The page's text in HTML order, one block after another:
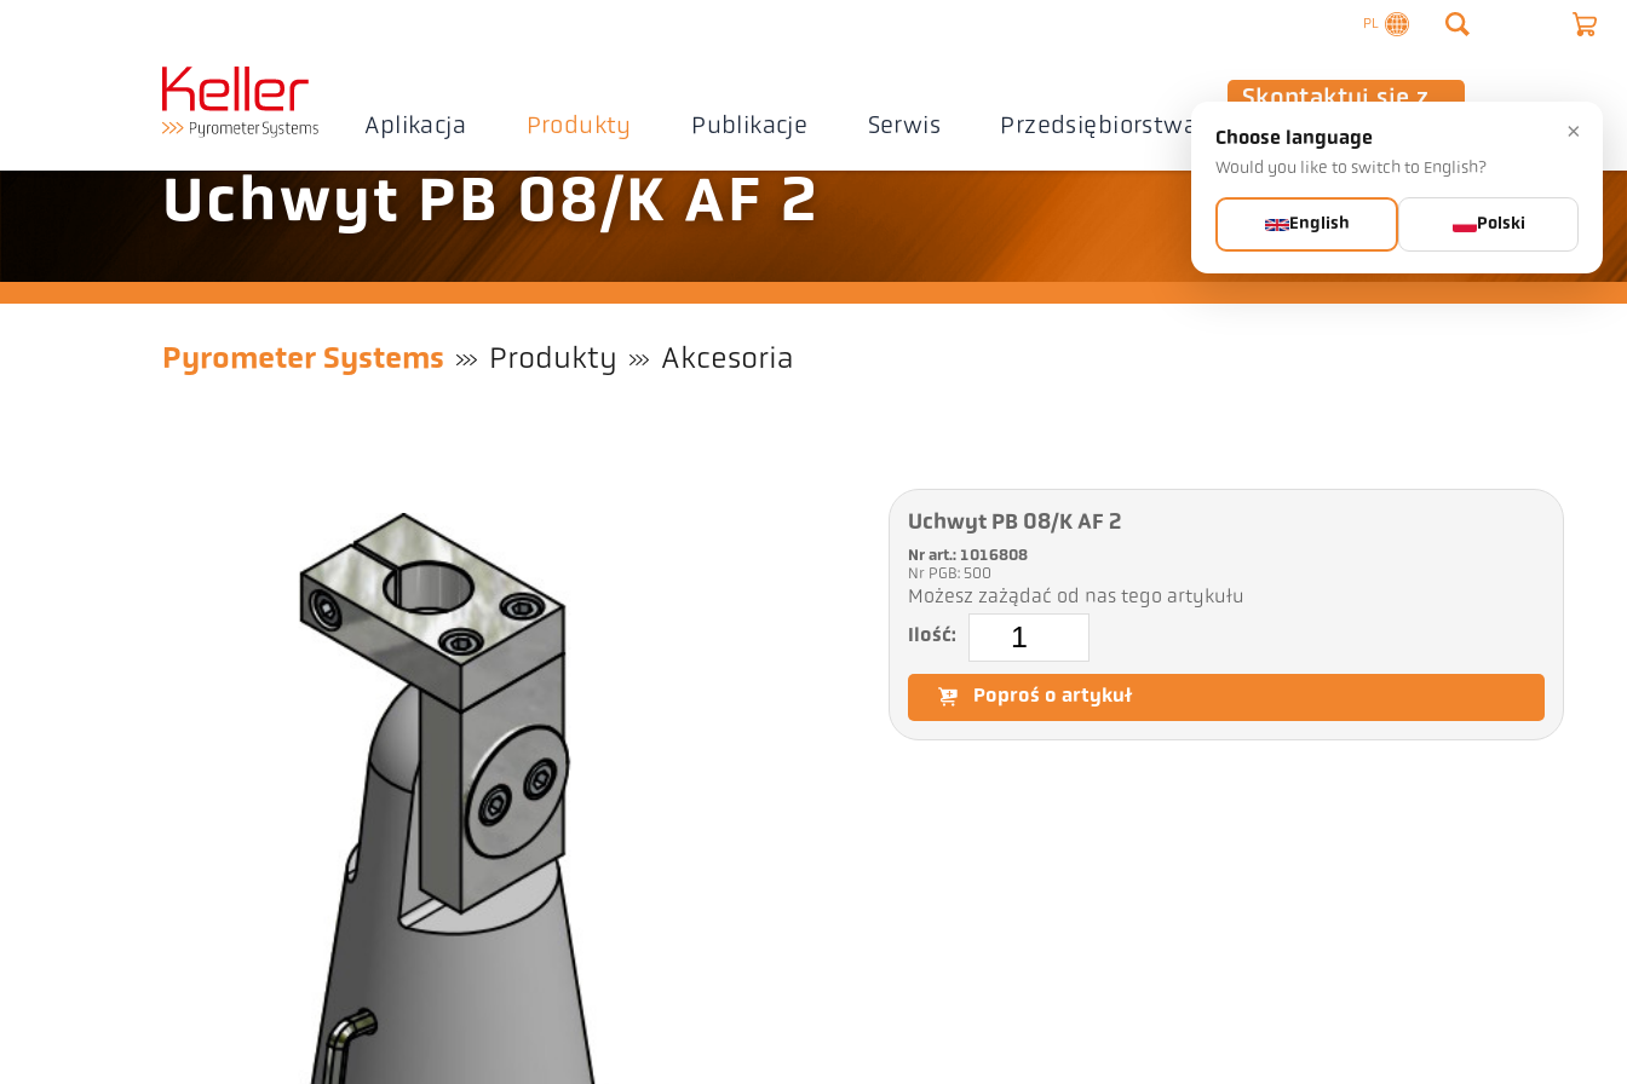
PL
Aplikacja Produkty Publikacje Serwis Przedsiębiorstwa
Skontaktuj się z
nami
Uchwyt PB 08/K AF 2
Pyrometer Systems Produkty Akcesoria
Uchwyt PB 08/K AF 2
Nr art.: 1016808
Nr PGB: 500
Możesz zażądać od nas tego artykułu
Ilość:
Poproś o artykuł
×
Choose language
Would you like to switch to English?
English Polski